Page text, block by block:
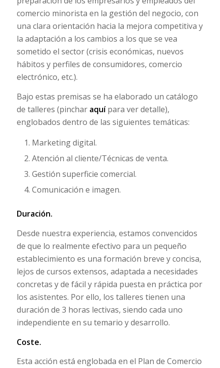
comercio minorista en la gestión del negocio, con
una clara orientación hacia la mejora competitiva y
la adaptación a los cambios a los que se vea
sometido el sector (crisis económicas, nuevos
hábitos y perfiles de consumidores, comercio
electrónico, etc.).
Bajo estas premisas se ha elaborado un catálogo
de talleres (pinchar aquípara ver detalle),
englobados dentro de las siguientes temáticas:
Marketing digital.
Atención al cliente/Técnicas de venta.
Gestión superficie comercial.
Comunicación e imagen.
Duración.
Desde nuestra experiencia, estamos convencidos
de que lo realmente efectivo para un pequeño
establecimiento es una formación breve y concisa,
lejos de cursos extensos, adaptada a necesidades
concretas y de fácil y rápida puesta en práctica por
los asistentes. Por ello, los talleres tienen una
duración de 3 horas lectivas, siendo cada uno
independiente en su temario y desarrollo.
Coste.
Esta acción está englobada en el Plan de Comercio